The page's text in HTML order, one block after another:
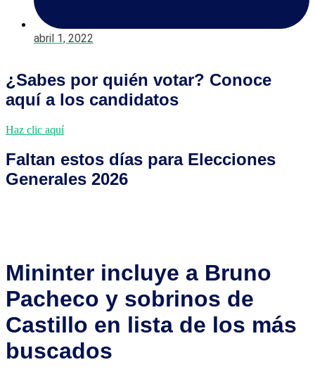
abril 1, 2022
¿Sabes por quién votar? Conoce
aquí a los candidatos
Haz clic aquí
Faltan estos días para Elecciones
Generales 2026
Mininter incluye a Bruno
Pacheco y sobrinos de
Castillo en lista de los más
buscados